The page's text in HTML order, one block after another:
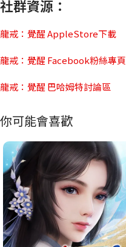
社群資源：
龍戒：覺醒 AppleStore下載
龍戒：覺醒 Facebook粉絲專頁
龍戒：覺醒 巴哈姆特討論區
你可能會喜歡